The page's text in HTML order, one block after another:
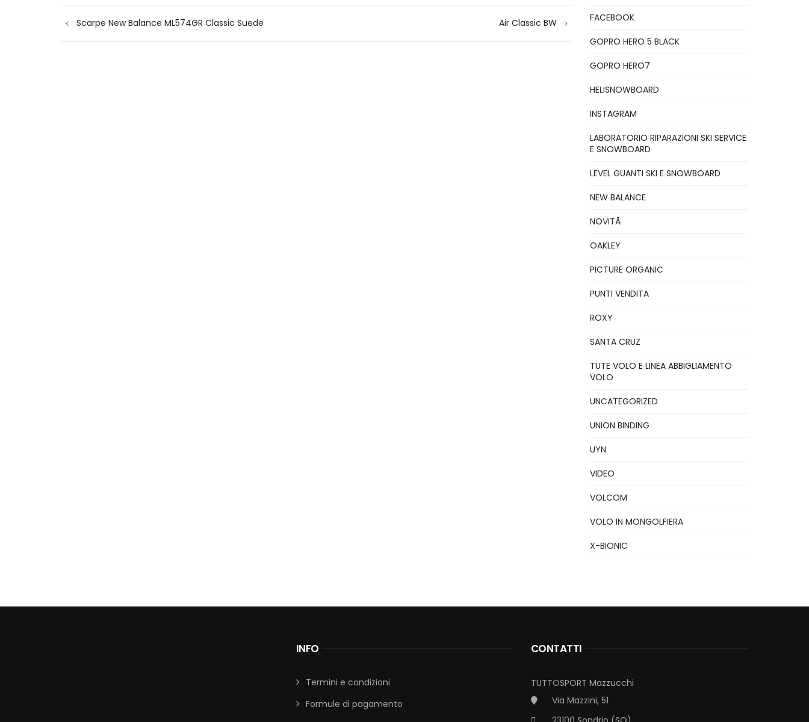
articoli
Scarpe New Balance ML574GR Classic Suede Air Classic BW
FACEBOOK
GOPRO HERO 5 BLACK
GOPRO HERO7
HELISNOWBOARD
INSTAGRAM
LABORATORIO RIPARAZIONI SKI SERVICE
E SNOWBOARD
LEVEL GUANTI SKI E SNOWBOARD
NEW BALANCE
NOVITÃ
OAKLEY
PICTURE ORGANIC
PUNTI VENDITA
ROXY
SANTA CRUZ
TUTE VOLO E LINEA ABBIGLIAMENTO
VOLO
UNCATEGORIZED
UNION BINDING
UYN
VIDEO
VOLCOM
VOLO IN MONGOLFIERA
X-BIONIC
INFO
Termini e condizioni
Formule di pagamento
CONTATTI
TUTTOSPORT Mazzucchi
Via Mazzini, 51